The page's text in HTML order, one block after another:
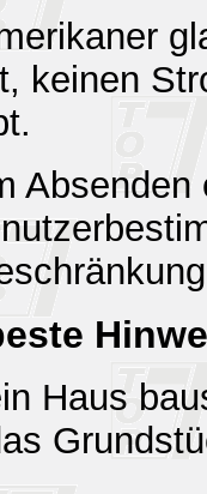
keinen
Haus